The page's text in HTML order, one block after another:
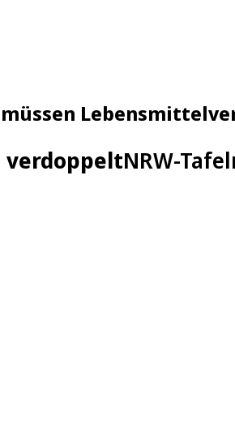
verdoppeltNRW-